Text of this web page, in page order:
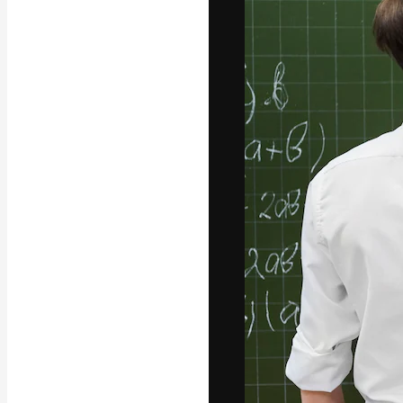
La plataforma
trabajo. Más
entre
Copyright © 2010-